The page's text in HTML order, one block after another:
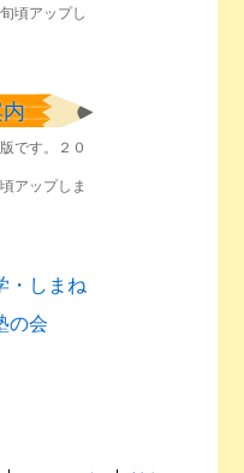
頃アップし
です。２０
アップしま